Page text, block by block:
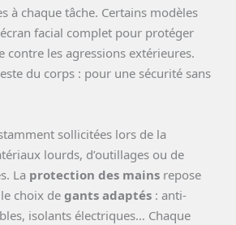
à chaque tâche. Certains modèles
facial complet pour protéger
contre les agressions extérieures.
du corps : pour une sécurité sans
sollicitées lors de la
lourds, d’outillages ou de
La protection des mains repose
choix de gants adaptés : anti-
isolants électriques… Chaque